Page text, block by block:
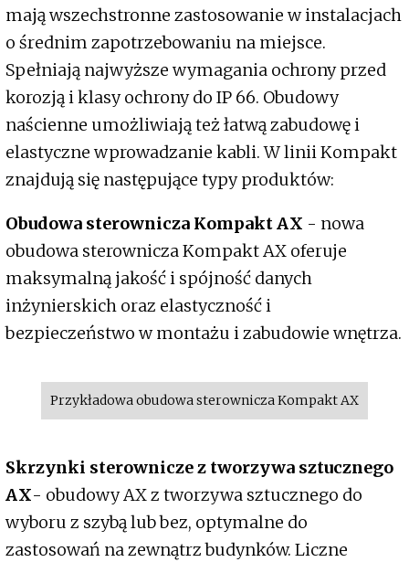
mają wszechstronne zastosowanie w instalacjach
o średnim zapotrzebowaniu na miejsce.
Spełniają najwyższe wymagania ochrony przed
korozją i klasy ochrony do IP 66. Obudowy
naścienne umożliwiają też łatwą zabudowę i
elastyczne wprowadzanie kabli. W linii Kompakt
znajdują się następujące typy produktów:
Obudowa sterownicza Kompakt AX - nowa
obudowa sterownicza Kompakt AX oferuje
maksymalną jakość i spójność danych
inżynierskich oraz elastyczność i
bezpieczeństwo w montażu i zabudowie wnętrza.
Przykładowa obudowa sterownicza Kompakt AX
Skrzynki sterownicze z tworzywa sztucznego
AX​- obudowy AX z tworzywa sztucznego do
wyboru z szybą lub bez, optymalne do
zastosowań na zewnątrz budynków. Liczne